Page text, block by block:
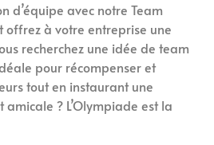
d’équipe avec notre Team
à votre entreprise une
recherchez une idée de team
pour récompenser et
tout en instaurant une
? L’Olympiade est la